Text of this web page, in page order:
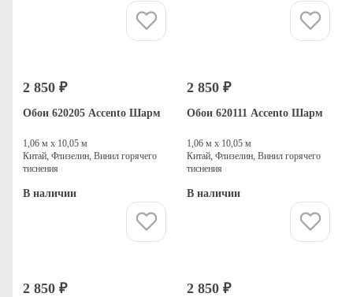
2 850 ₽
Обои 620205 Accento Шарм
1,06 м х 10,05 м
Китай, Флизелин, Винил горячего
тиснения
В наличии
2 850 ₽
Обои 620111 Accento Шарм
1,06 м х 10,05 м
Китай, Флизелин, Винил горячего
тиснения
В наличии
2 850 ₽ 2 850 ₽